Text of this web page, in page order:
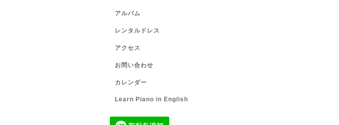
アルバム
レンタルドレス
アクセス
お問い合わせ
カレンダー
Learn Piano in English